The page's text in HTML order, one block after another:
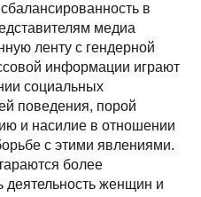
в
медиа
ленту с гендерной
информации играют
социальных
поведения, порой
и насилие в отношении
с этими явлениями.
более
деятельность женщин и